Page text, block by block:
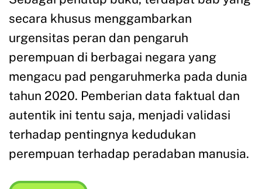
secara khusus menggambarkan
urgensitas peran dan pengaruh
perempuan di berbagai negara yang
mengacu pad pengaruhmerka pada dunia
tahun 2020. Pemberian data faktual dan
autentik ini tentu saja, menjadi validasi
terhadap pentingnya kedudukan
perempuan terhadap peradaban manusia.